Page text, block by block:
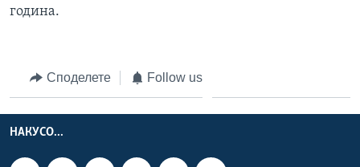
година.
Споделете Follow us
НАКУСО...